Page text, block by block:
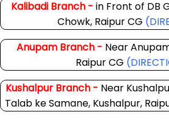
Kalibadi Branch - in Front of DB
Chowk, Raipur CG
Anupam Branch - Near
Raipur CG
Kushalpur Branch - Near
Talab ke Samane, Kushalpur,